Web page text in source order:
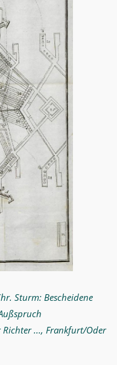
Sturm: Bescheidene
..., Frankfurt/Oder